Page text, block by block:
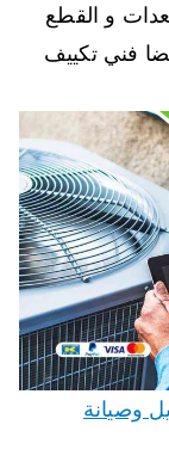
و القطع
فني تكييف
خيطان 98025055 غسيل وصيانة